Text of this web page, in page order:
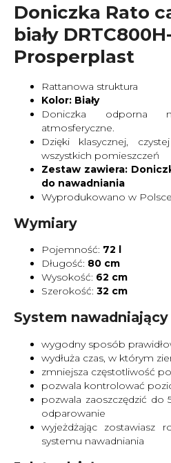
Doniczka Rato
biały
Prosperplast
Rattanowa struktura
Kolor: Biały
Doniczka odporna
atmosferyczne.
Dzięki klasycznej,
wszystkich pomieszczeń
Zestaw zawiera:
do nawadniania
Wyprodukowano w Polsce
Wymiary
Pojemność: 72 l
Długość: 80 cm
Wysokość: 62 cm
Szerokość: 32 cm
System
wygodny sposób
wydłuża czas, w którym
zmniejsza częstotliwość
pozwala kontrolować
pozwala zaoszczędzić do
odparowanie
wyjeżdżając zostawiasz
systemu nawadniania